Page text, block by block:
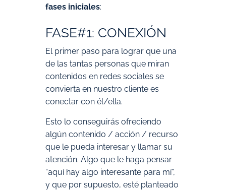
fases iniciales:
FASE#1: CONEXIÓN
El primer paso para lograr que una
de las tantas personas que miran
contenidos en redes sociales se
convierta en nuestro cliente es
conectar con él/ella.
Esto lo conseguirás ofreciendo
algún contenido / acción / recurso
que le pueda interesar y llamar su
atención. Algo que le haga pensar
“aquí hay algo interesante para mí”,
y que por supuesto, esté planteado